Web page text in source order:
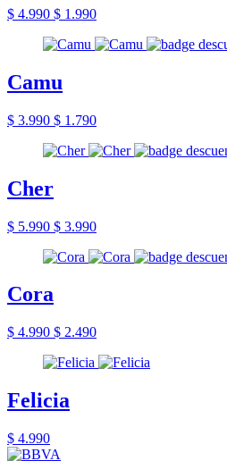
$ 4.990 $ 1.990
Camu
$ 3.990 $ 1.790
Cher
$ 5.990 $ 3.990
Cora
$ 4.990 $ 2.490
Felicia
$ 4.990